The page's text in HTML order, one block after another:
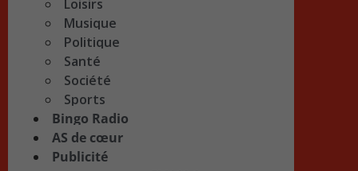
Loisirs
Musique
Politique
Santé
Société
Sports
Bingo Radio
AS de cœur
Publicité